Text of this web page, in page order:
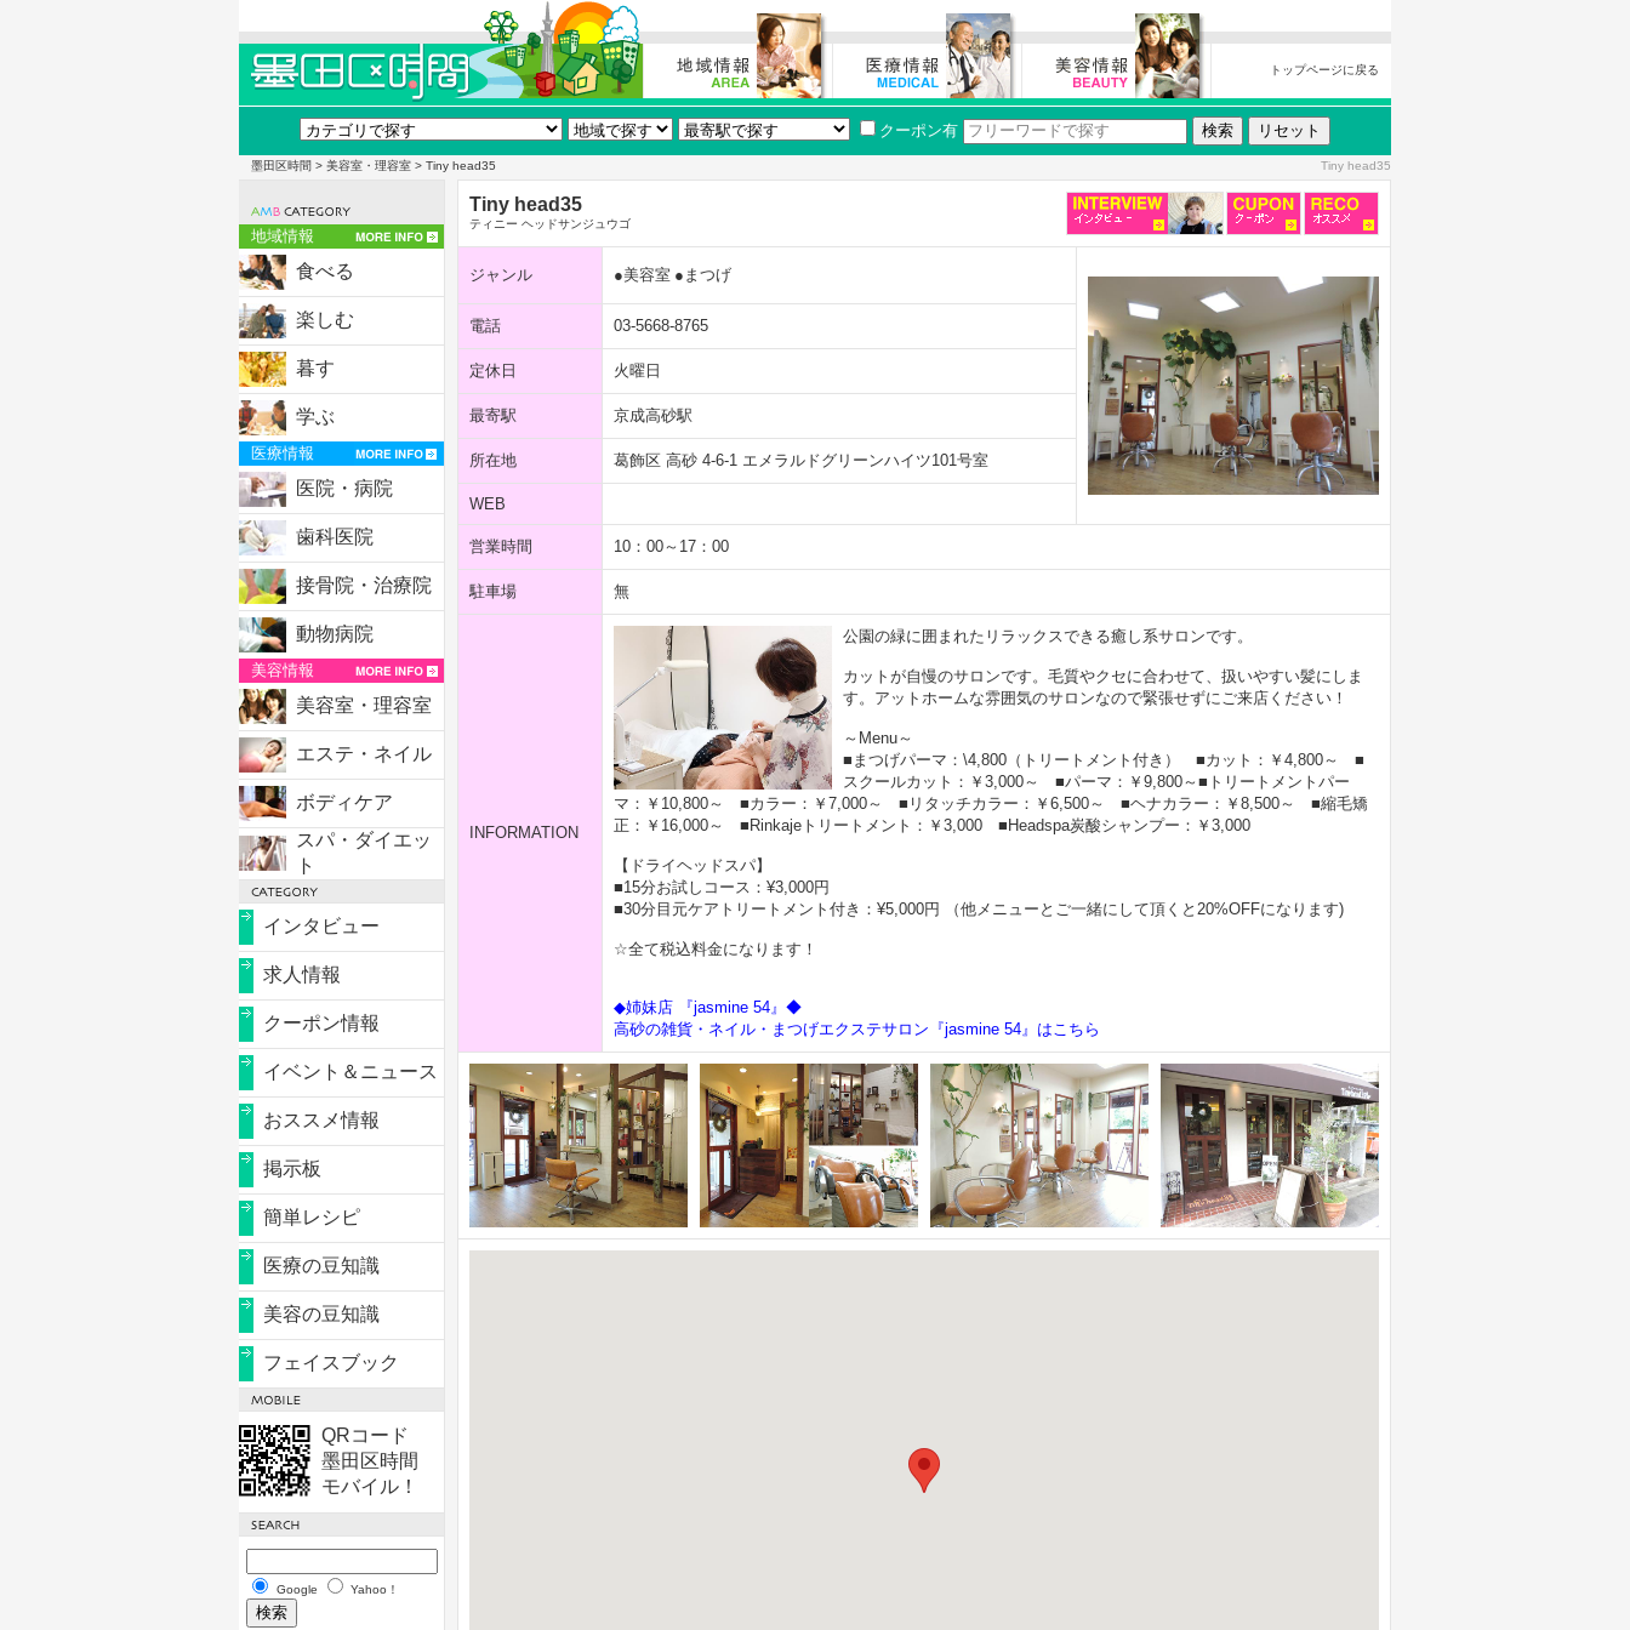
トップページに戻る
クーポン有
墨田区時間 > 美容室・理容室 > Tiny head35 Tiny head35
地域情報
食べる
楽しむ
暮す
学ぶ
医療情報
医院・病院
歯科医院
接骨院・治療院
動物病院
美容情報
美容室・理容室
エステ・ネイル
ボディケア
スパ・ダイエッ
ト
インタビュー
求人情報
クーポン情報
イベント＆ニュース
おススメ情報
掲示板
簡単レシピ
医療の豆知識
美容の豆知識
フェイスブック
QRコード
墨田区時間
モバイル！
Google Yahoo！
Tiny head35
ティニー ヘッドサンジュウゴ
ジャンル ●美容室 ●まつげ
電話 03-5668-8765
定休日 火曜日
最寄駅 京成高砂駅
所在地 葛飾区 高砂 4-6-1 エメラルドグリーンハイツ101号室
WEB
営業時間 10：00～17：00
駐車場 無
INFORMATION
公園の緑に囲まれたリラックスできる癒し系サロンです。
カットが自慢のサロンです。毛質やクセに合わせて、扱いやすい髪にしま
す。アットホームな雰囲気のサロンなので緊張せずにご来店ください！
～Menu～
■まつげパーマ：\4,800（トリートメント付き） ■カット：￥4,800～ ■
スクールカット：￥3,000～ ■パーマ：￥9,800～■トリートメントパー
マ：￥10,800～ ■カラー：￥7,000～ ■リタッチカラー：￥6,500～ ■ヘナカラー：￥8,500～ ■縮毛矯
正：￥16,000～ ■Rinkajeトリートメント：￥3,000 ■Headspa炭酸シャンプー：￥3,000
【ドライヘッドスパ】
■15分お試しコース：¥3,000円
■30分目元ケアトリートメント付き：¥5,000円 （他メニューとご一緒にして頂くと20%OFFになります)
☆全て税込料金になります！
◆姉妹店 『jasmine 54』◆
高砂の雑貨・ネイル・まつげエクステサロン『jasmine 54』はこちら